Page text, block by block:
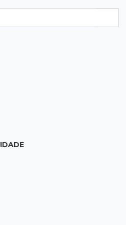
em 65% e
de detento